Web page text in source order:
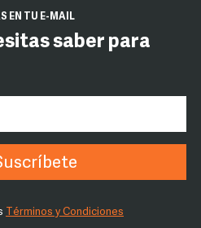
EN TU E-MAIL
saber para
Términos y Condiciones